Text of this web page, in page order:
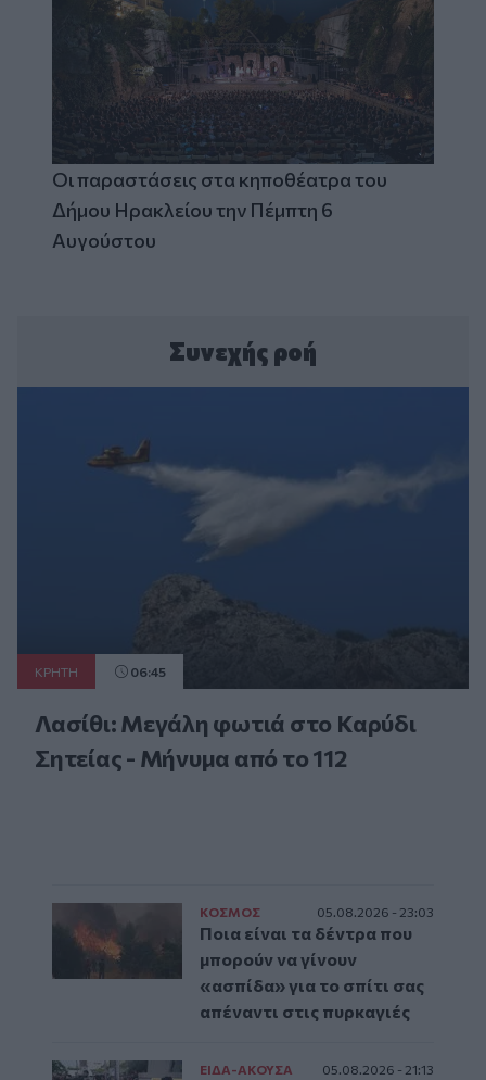
Οι παραστάσεις στα κηποθέατρα του
Δήμου Ηρακλείου την Πέμπτη 6
Αυγούστου
Συνεχής ροή
ΚΡΗΤΗ 06:45
Λασίθι: Μεγάλη φωτιά στο Καρύδι
Σητείας - Μήνυμα από το 112
ΚΟΣΜΟΣ 05.08.2026 - 23:03
Ποια είναι τα δέντρα που
μπορούν να γίνουν
«ασπίδα» για το σπίτι σας
απέναντι στις πυρκαγιές
ΕΙΔΑ-ΑΚΟΥΣΑ 05.08.2026 - 21:13